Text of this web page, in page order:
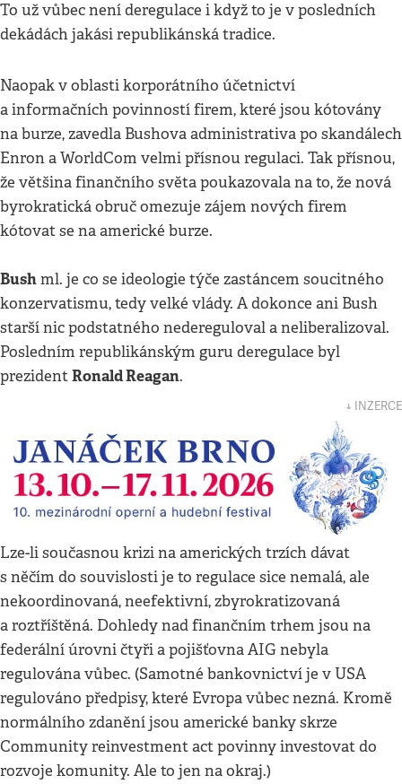
To už vůbec není deregulace i když to je v posledních
dekádách jakási republikánská tradice.
Naopak v oblasti korporátního účetnictví
a informačních povinností firem, které jsou kótovány
na burze, zavedla Bushova administrativa po skandálech
Enron a WorldCom velmi přísnou regulaci. Tak přísnou,
že většina finančního světa poukazovala na to, že nová
byrokratická obruč omezuje zájem nových firem
kótovat se na americké burze.
Bushml. je co se ideologie týče zastáncem soucitného
konzervatismu, tedy velké vlády. A dokonce ani Bush
starší nic podstatného nedereguloval a neliberalizoval.
Posledním republikánským guru deregulace byl
prezidentRonald Reagan.
↓ INZERCE
Lze-li současnou krizi na amerických trzích dávat
s něčím do souvislosti je to regulace sice nemalá, ale
nekoordinovaná, neefektivní, zbyrokratizovaná
a roztříštěná. Dohledy nad finančním trhem jsou na
federální úrovni čtyři a pojišťovna AIG nebyla
regulována vůbec. (Samotné bankovnictví je v USA
regulováno předpisy, které Evropa vůbec nezná. Kromě
normálního zdanění jsou americké banky skrze
Community reinvestment act povinny investovat do
rozvoje komunity. Ale to jen na okraj.)